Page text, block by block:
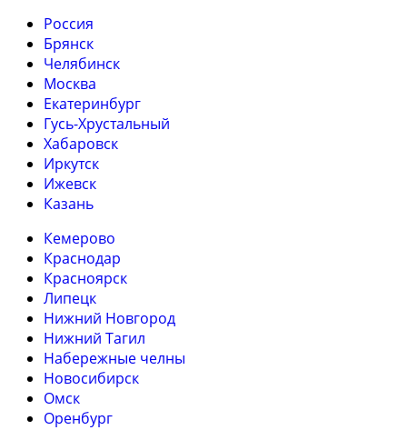
Россия
Брянск
Челябинск
Москва
Екатеринбург
Гусь-Хрустальный
Хабаровск
Иркутск
Ижевск
Казань
Кемерово
Краснодар
Красноярск
Липецк
Нижний Новгород
Нижний Тагил
Набережные челны
Новосибирск
Омск
Оренбург